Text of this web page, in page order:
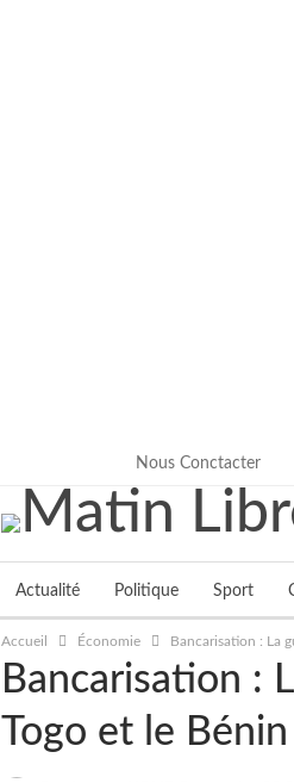
Nous Conctacter
Actualité Politique Sport
Accueil Économie Bancarisation : La
Bancarisation :
Togo et le Bénin